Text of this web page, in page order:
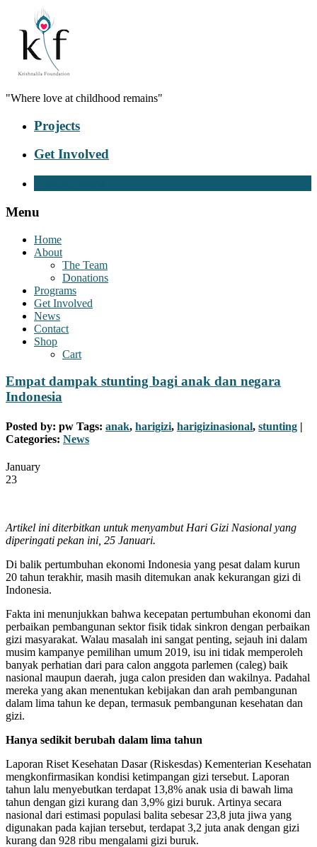
"Where love at childhood remains"
Projects
Get Involved
Menu
Home
About
The Team
Donations
Programs
Get Involved
News
Contact
Shop
Cart
Empat dampak stunting bagi anak dan negara
Indonesia
Posted by: pw Tags: anak, harigizi, harigizinasional, stunting |
Categories: News
January
23
Artikel ini diterbitkan untuk menyambut Hari Gizi Nasional yang
diperingati pekan ini, 25 Januari.
Di balik pertumbuhan ekonomi Indonesia yang pesat dalam kurun
20 tahun terakhir, masih masih ditemukan anak kekurangan gizi di
Indonesia.
Fakta ini menunjukkan bahwa kecepatan pertumbuhan ekonomi dan
perbaikan pembangunan sektor fisik tidak sinkron dengan perbaikan
gizi masyarakat. Walau masalah ini sangat penting, sejauh ini dalam
musim kampanye pemilihan umum 2019, isu ini tidak memperoleh
banyak perhatian dari para calon anggota parlemen (caleg) baik
nasional maupun daerah, juga calon presiden dan wakilnya. Padahal
mereka yang akan menentukan kebijakan dan arah pembangunan
dalam lima tahun ke depan, termasuk pembangunan kesehatan dan
gizi.
Hanya sedikit berubah dalam lima tahun
Laporan Riset Kesehatan Dasar (Riskesdas) Kementerian Kesehatan
mengkonfirmasikan kondisi ketimpangan gizi tersebut. Laporan
tahun lalu menyebutkan terdapat 13,8% anak usia di bawah lima
tahun dengan gizi kurang dan 3,9% gizi buruk. Artinya secara
nasional dari estimasi populasi balita sebesar 23,8 juta jiwa yang
digunakan pada kajian tersebut, terdapat 3,2 juta anak dengan gizi
kurang dan 928 ribu mengalami gizi buruk.